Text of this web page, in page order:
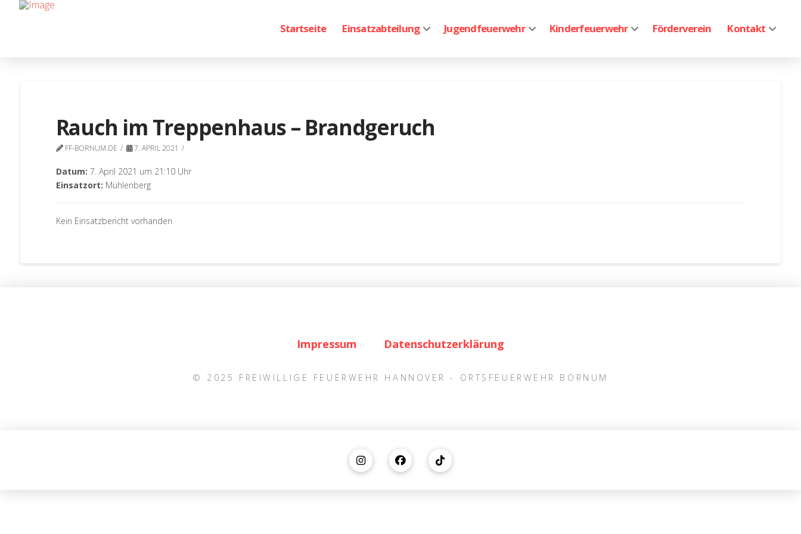
Startseite Einsatzabteilung Jugendfeuerwehr Kinderfeuerwehr Förderverein Kontakt
Rauch im Treppenhaus – Brandgeruch
FF-BORNUM.DE 7. APRIL 2021
Datum: 7. April 2021 um 21:10 Uhr
Einsatzort: Mühlenberg
Kein Einsatzbericht vorhanden
Impressum Datenschutzerklärung
© 2025 FREIWILLIGE FEUERWEHR HANNOVER - ORTSFEUERWEHR BORNUM